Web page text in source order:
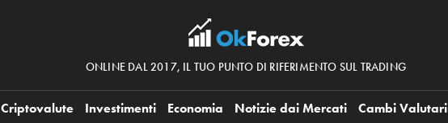
ONLINE DAL 2017, IL TUO PUNTO DI RIFERIMENTO SUL TRADING
Criptovalute Investimenti Economia Notizie dai Mercati Cambi Valutari